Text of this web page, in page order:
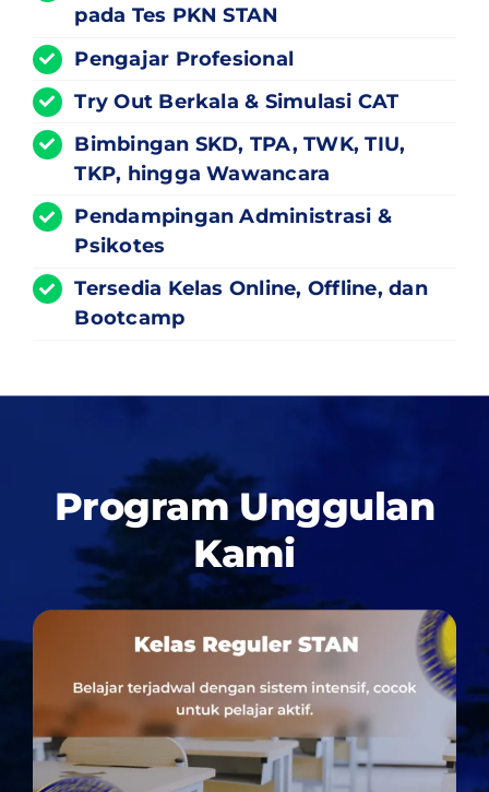
pada Tes PKN STAN
Pengajar Profesional
Try Out Berkala & Simulasi CAT
Bimbingan SKD, TPA, TWK, TIU,
TKP, hingga Wawancara
Pendampingan Administrasi &
Psikotes
Tersedia Kelas Online, Offline, dan
Bootcamp
Program Unggulan
Kami